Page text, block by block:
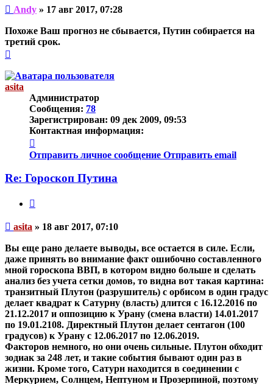
Непрочитанное
сообщение
Andy » 17 авг 2017, 07:28
Похоже Ваш прогноз не сбывается, Путин собирается на
третий срок.
началу
asita
Администратор
Сообщения: 78
Зарегистрирован: 09 дек 2009, 09:53
Контактная информация:
информация
пользователя
Отправить личное сообщение Отправить email
Re: Гороскоп Путина
Непрочитанное
asita » 18 авг 2017, 07:10
Вы еще рано делаете выводы, все остается в силе. Если,
даже принять во внимание факт ошибочно составленного
мной гороскопа ВВП, в котором видно больше и сделать
анализ без учета сетки домов, то видна вот такая картина:
транзитный Плутон (разрушитель) с орбисом в один градус
делает квадрат к Сатурну (власть) длится с 16.12.2016 по
21.12.2017 и оппозицию к Урану (смена власти) 14.01.2017
по 19.01.2108. Директный Плутон делает сентагон (100
градусов) к Урану с 12.06.2017 по 12.06.2019.
Факторов немного, но они очень сильные. Плутон обходит
зодиак за 248 лет, и такие события бывают один раз в
жизни. Кроме того, Сатурн находится в соединении с
Меркурием, Солнцем, Нептуном и Прозерпиной, поэтому